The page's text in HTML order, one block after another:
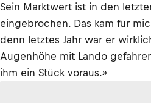
Sein Marktwert ist in den
eingebrochen. Das kam für
denn letztes Jahr war er
Augenhöhe mit Lando
ihm ein Stück voraus.»